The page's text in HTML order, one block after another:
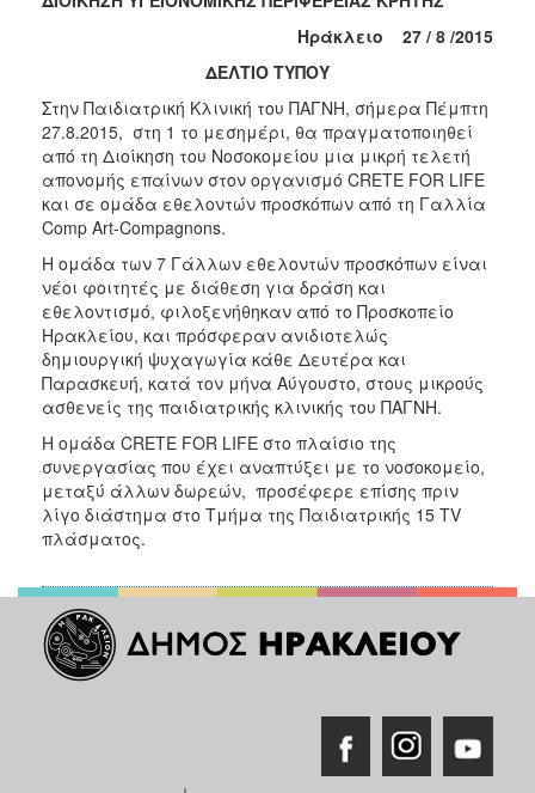
2020
2017
2016
2015
2012
2011
ΔΗΜΟΣ
ΠΟΛΙΤΙΣΜΟΣ
ΑΝΘΕΚΤΙΚΗ
ΠΟΛΗ
Ηράκλειο 27 / 8 /2015
ΔΕΛΤΙΟ ΤΥΠΟΥ
Στην Παιδιατρική Κλινική του ΠΑΓΝΗ, σήμερα Πέμπτη
27.8.2015, στη 1 το μεσημέρι, θα πραγματοποιηθεί
από τη Διοίκηση του Νοσοκομείου μια μικρή τελετή
απονομής επαίνων στον οργανισμό CRETE FOR LIFE
και σε ομάδα εθελοντών προσκόπων από τη Γαλλία
Comp Art-Compagnons.
Η ομάδα των 7 Γάλλων εθελοντών προσκόπων είναι
νέοι φοιτητές με διάθεση για δράση και
εθελοντισμό, φιλοξενήθηκαν από το Προσκοπείο
Ηρακλείου, και πρόσφεραν ανιδιοτελώς
δημιουργική ψυχαγωγία κάθε Δευτέρα και
Παρασκευή, κατά τον μήνα Αύγουστο, στους μικρούς
ασθενείς της παιδιατρικής κλινικής του ΠΑΓΝΗ.
Η ομάδα CRETE FOR LIFE στο πλαίσιο της
συνεργασίας που έχει αναπτύξει με το νοσοκομείο,
μεταξύ άλλων δωρεών, προσέφερε επίσης πριν
λίγο διάστημα στο Τμήμα της Παιδιατρικής 15 TV
πλάσματος.